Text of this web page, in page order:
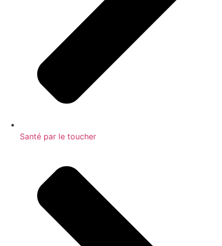
Santé par le toucher